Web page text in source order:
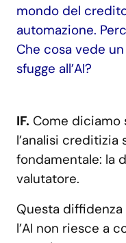
mondo del
automazione.
Che cosa vede
sfugge all’AI?
IF. Come diciamo
l’analisi creditizia
fondamentale: la
valutatore.
Questa
l’AI non riesce a